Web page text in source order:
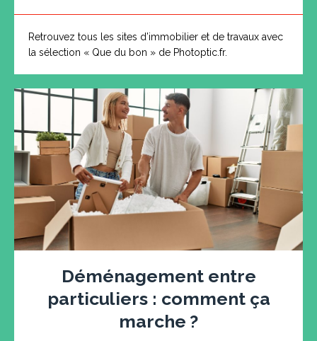
Retrouvez tous les sites d’immobilier et de travaux avec
la sélection « Que du bon » de Photoptic.fr.
Déménagement entre
particuliers : comment ça
marche ?